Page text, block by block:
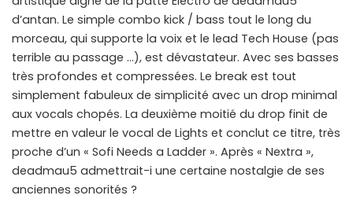
d’antan. Le simple combo kick / bass tout le long du
morceau, qui supporte la voix et le lead Tech House (pas
terrible au passage …), est dévastateur. Avec ses basses
très profondes et compressées. Le break est tout
simplement fabuleux de simplicité avec un drop minimal
aux vocals chopés. La deuxième moitié du drop finit de
mettre en valeur le vocal de Lights et conclut ce titre, très
proche d’un « Sofi Needs a Ladder ». Après « Nextra »,
deadmau5 admettrait-i une certaine nostalgie de ses
anciennes sonorités ?